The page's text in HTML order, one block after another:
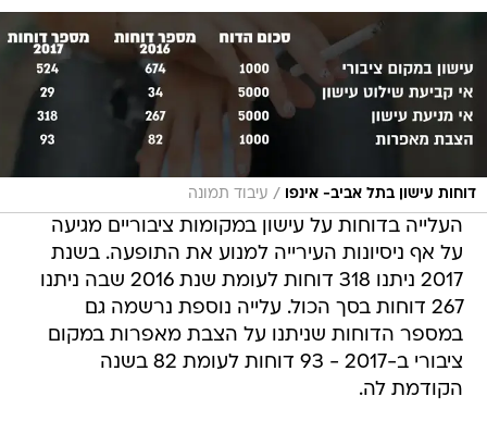
דוחות עישון בתל אביב- אינפו / עיבוד תמונה
העלייה בדוחות על עישון במקומות ציבוריים מגיעה
על אף ניסיונות העירייה למנוע את התופעה. בשנת
2017 ניתנו 318 דוחות לעומת שנת 2016 שבה ניתנו
267 דוחות בסך הכול. עלייה נוספת נרשמה גם
במספר הדוחות שניתנו על הצבת מאפרות במקום
ציבורי ב-2017 - 93 דוחות לעומת 82 בשנה
הקודמת לה.